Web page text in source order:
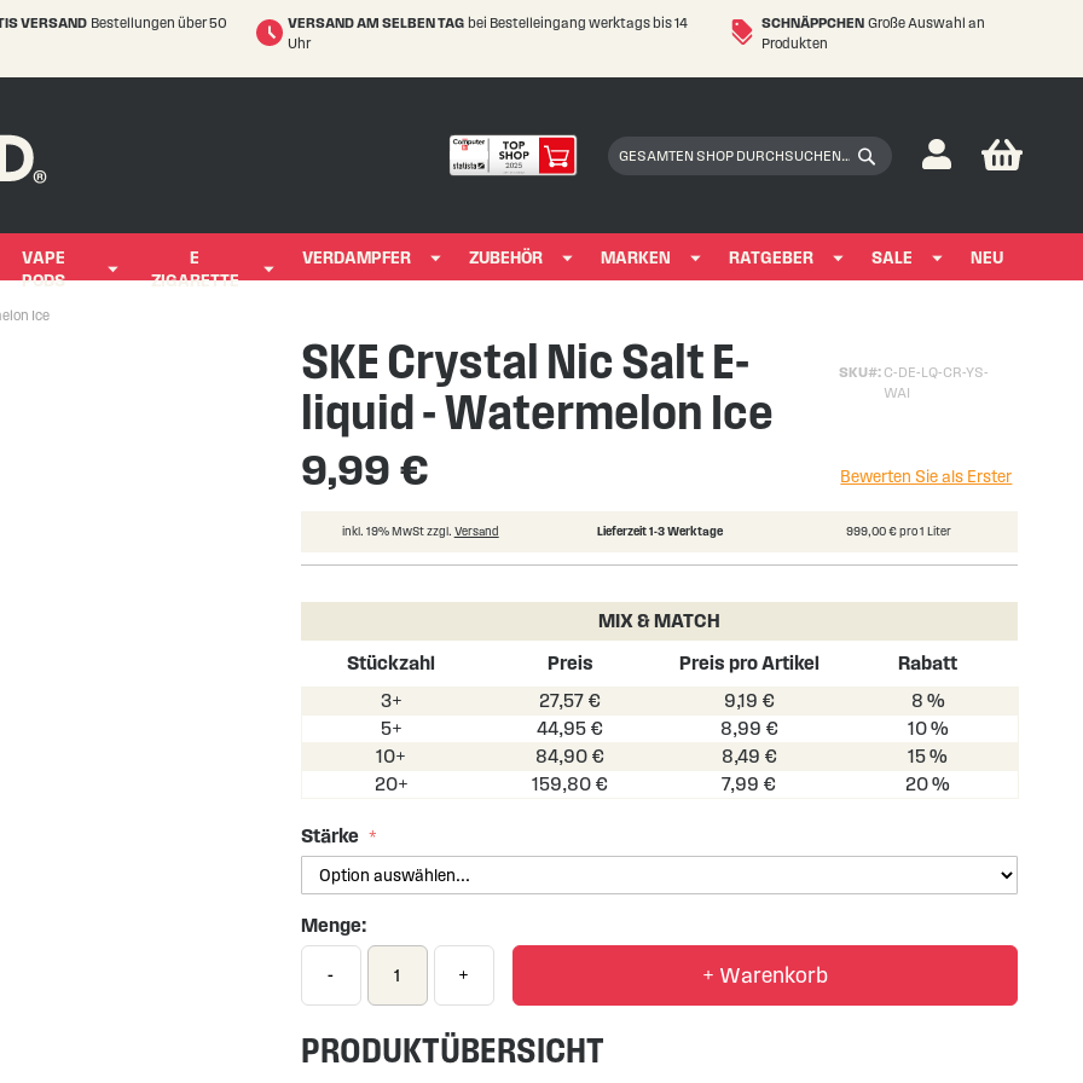
VERSAND Bestellungen über 50
VERSAND AM SELBEN TAG bei Bestelleingang werktags bis 14
Uhr
SCHNÄPPCHEN Große Auswahl an
Produkten
Suchen
My
VAPE
PODS
E
ZIGARETTE
VERDAMPFER ZUBEHÖR MARKEN RATGEBER SALE NEU
Ice
SKE Crystal Nic Salt E-
liquid - Watermelon Ice
SKU
C-DE-LQ-CR-YS-
WAI
9,99 € Bewerten Sie als Erster
inkl. 19% MwSt zzgl. Versand Lieferzeit 1-3 Werktage 999,00 € pro 1 Liter
MIX & MATCH
Stückzahl Preis Preis pro Artikel
Rabatt
3+
27,57 € 9,19 €
8 %
5+
44,95 € 8,99 €
10 %
10+
84,90 € 8,49 €
15 %
20+
159,80 € 7,99 € 20 %
Stärke
Menge:
- + + Warenkorb
PRODUKTÜBERSICHT